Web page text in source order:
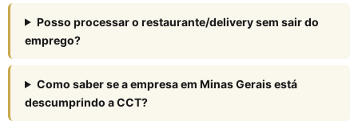
Posso processar o restaurante/delivery sem sair do
emprego?
Como saber se a empresa em Minas Gerais está
descumprindo a CCT?